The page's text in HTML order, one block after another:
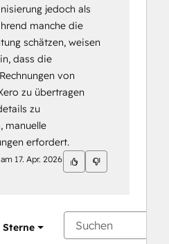
jedoch als
manche die
schätzen, weisen
dass die
von
zu übertragen
zu
manuelle
erfordert.
17. Apr. 2026
Sterne